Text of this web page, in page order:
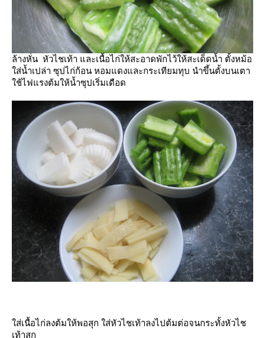
ล้างหั่น หัวไชเท้า และเนื้อไก่ให้สะอาดพักไว้ให้สะเด็ดน้ำ ตั้งหม้อ
ส่น้ำเปล่า ซุปไก่ก้อน หอมแดงและกระเทียมทุบ นำขึ้นตั้งบนเตา
ช้ไฟแรงต้มให้น้ำซุปเริ่มเดือด
ส่เนื้อไก่ลงต้มให้พอสุก ใส่หัวไชเท้าลงไปต้มต่อจนกระทั้งหัวไช
เท้าสุก